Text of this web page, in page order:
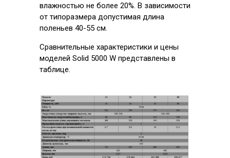
влажностью не более 20%. В зависимости
от типоразмера допустимая длина
поленьев 40-55 см.
Сравнительные характеристики и цены
моделей Solid 5000 W представлены в
таблице.